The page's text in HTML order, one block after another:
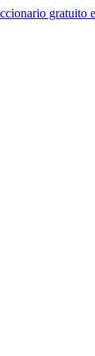
gratuito